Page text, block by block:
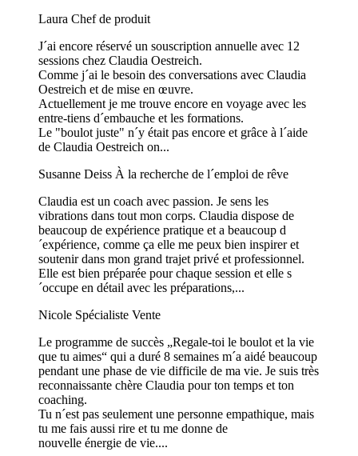
Laura Chef de produit
J´ai encore réservé un souscription annuelle avec 12
sessions chez Claudia Oestreich.
Comme j´ai le besoin des conversations avec Claudia
Oestreich et de mise en œuvre.
Actuellement je me trouve encore en voyage avec les
entre-tiens d´embauche et les formations.
Le "boulot juste" n´y était pas encore et grâce à l´aide
de Claudia Oestreich on...
Susanne Deiss À la recherche de l´emploi de rêve
Claudia est un coach avec passion. Je sens les
vibrations dans tout mon corps. Claudia dispose de
beaucoup de expérience pratique et a beaucoup d
´expérience, comme ça elle me peux bien inspirer et
soutenir dans mon grand trajet privé et professionnel.
Elle est bien préparée pour chaque session et elle s
´occupe en détail avec les préparations,...
Nicole Spécialiste Vente
Le programme de succès „Regale-toi le boulot et la vie
que tu aimes“ qui a duré 8 semaines m´a aidé beaucoup
pendant une phase de vie difficile de ma vie. Je suis très
reconnaissante chère Claudia pour ton temps et ton
coaching.
Tu n´est pas seulement une personne empathique, mais
tu me fais aussi rire et tu me donne de
nouvelle énergie de vie....